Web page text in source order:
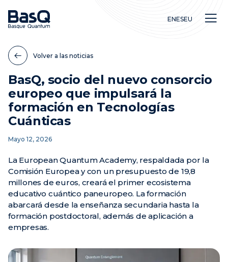
Investigación
Educación
Noticias
ENESEU
Volver a las noticias
BasQ, socio del nuevo consorcio
europeo que impulsará la
formación en Tecnologías
Cuánticas
Mayo 12, 2026
La European Quantum Academy, respaldada por la
Comisión Europea y con un presupuesto de 19,8
millones de euros, creará el primer ecosistema
educativo cuántico paneuropeo. La formación
abarcará desde la enseñanza secundaria hasta la
formación postdoctoral, además de aplicación a
empresas.